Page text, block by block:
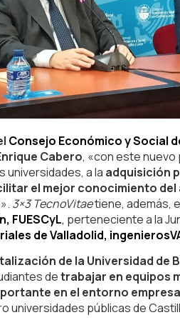
Consejo Económico y Social
Cabero, «con este
universidades, a la adquisición
el mejor conocimiento
». 3×3 TecnoVitaetiene, además,
FUESCyL, perteneciente a la
de Valladolid,
de la Universidad de
detrabajar en equipos
en el entorno
universidades públicas de